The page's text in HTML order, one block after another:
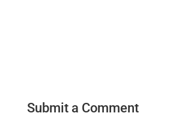
Submit a Comment